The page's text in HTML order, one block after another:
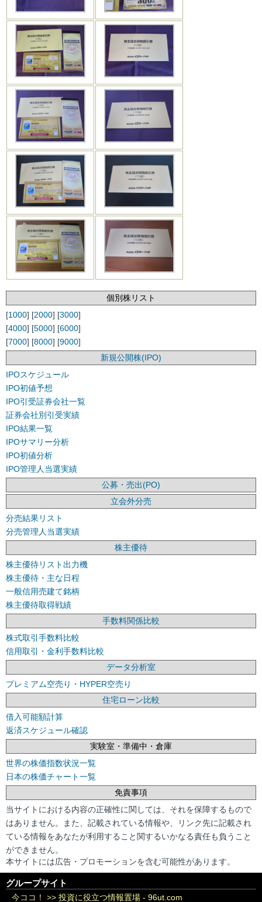
個別株リスト
[1000] [2000] [3000]
[4000] [5000] [6000]
[7000] [8000] [9000]
新規公開株(IPO)
IPOスケジュール
IPO初値予想
IPO引受証券会社一覧
証券会社別引受実績
IPO結果一覧
IPOサマリー分析
IPO初値分析
IPO管理人当選実績
公募・売出(PO)
立会外分売
分売結果リスト
分売管理人当選実績
株主優待
株主優待リスト出力機
株主優待・主な日程
一般信用売建て銘柄
株主優待取得戦績
手数料関係比較
株式取引手数料比較
信用取引・金利手数料比較
データ分析室
プレミアム空売り・HYPER空売り
住宅ローン比較
借入可能額計算
返済スケジュール確認
実験室・準備中・倉庫
世界の株価指数状況一覧
日本の株価チャート一覧
免責事項
当サイトにおける内容の正確性に関しては、それを保障するもので
はありません。また、記載されている情報や、リンク先に記載され
ている情報をあなたが利用すること関するいかなる責任も負うこと
ができません。
本サイトには広告・プロモーションを含む可能性があります。
グループサイト
今ココ！ >> 投資に役立つ情報置場 - 96ut.com